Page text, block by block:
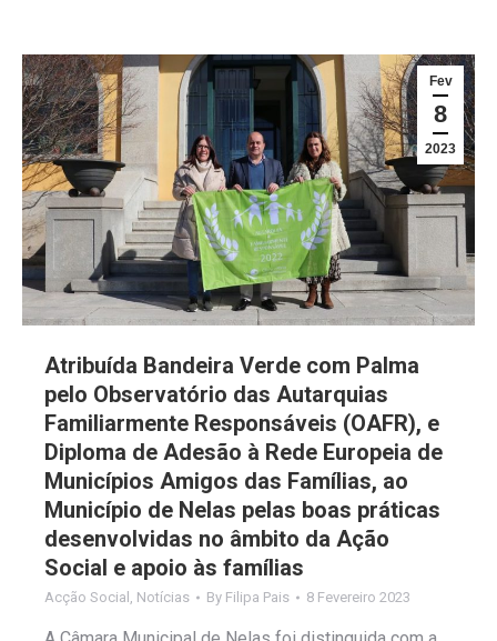
Fev
8
2023
Atribuída Bandeira Verde com Palma
pelo Observatório das Autarquias
Familiarmente Responsáveis (OAFR), e
Diploma de Adesão à Rede Europeia de
Municípios Amigos das Famílias, ao
Município de Nelas pelas boas práticas
desenvolvidas no âmbito da Ação
Social e apoio às famílias
Acção Social , Notícias By Filipa Pais 8 Fevereiro 2023